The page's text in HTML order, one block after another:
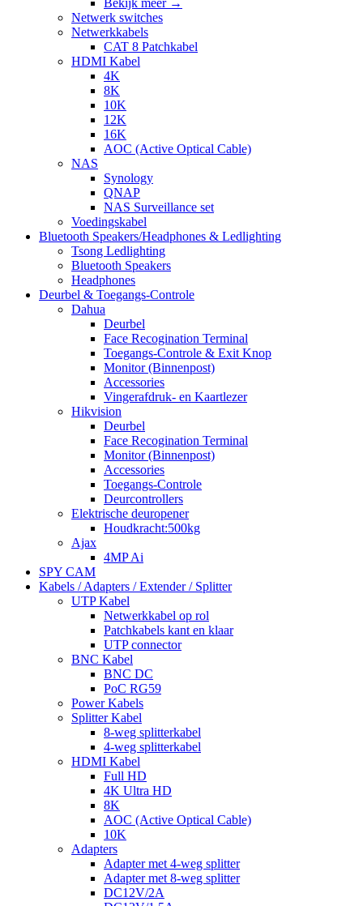
Bekijk meer →
Netwerk switches
Netwerkkabels
CAT 8 Patchkabel
HDMI Kabel
4K
8K
10K
12K
16K
AOC (Active Optical Cable)
NAS
Synology
QNAP
NAS Surveillance set
Voedingskabel
Bluetooth Speakers/Headphones & Ledlighting
Tsong Ledlighting
Bluetooth Speakers
Headphones
Deurbel & Toegangs-Controle
Dahua
Deurbel
Face Recogination Terminal
Toegangs-Controle & Exit Knop
Monitor (Binnenpost)
Accessories
Vingerafdruk- en Kaartlezer
Hikvision
Deurbel
Face Recogination Terminal
Monitor (Binnenpost)
Accessories
Toegangs-Controle
Deurcontrollers
Elektrische deuropener
Houdkracht:500kg
Ajax
4MP Ai
SPY CAM
Kabels / Adapters / Extender / Splitter
UTP Kabel
Netwerkkabel op rol
Patchkabels kant en klaar
UTP connector
BNC Kabel
BNC DC
PoC RG59
Power Kabels
Splitter Kabel
8-weg splitterkabel
4-weg splitterkabel
HDMI Kabel
Full HD
4K Ultra HD
8K
AOC (Active Optical Cable)
10K
Adapters
Adapter met 4-weg splitter
Adapter met 8-weg splitter
DC12V/2A